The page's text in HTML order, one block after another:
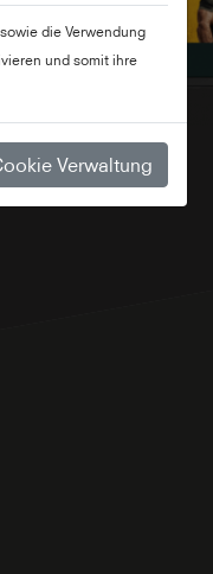
die Verwendung
und somit ihre
Verwaltung